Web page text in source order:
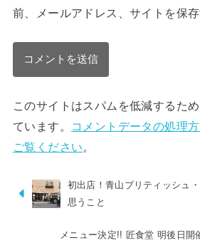
前、メールアドレス、サイトを保存
このサイトはスパムを低減するた
ています。
コメントデータの処理
ご覧ください。
初出店！青山ブリティッシュ
思うこと
メニュー決定!! 匠食堂 明後日開